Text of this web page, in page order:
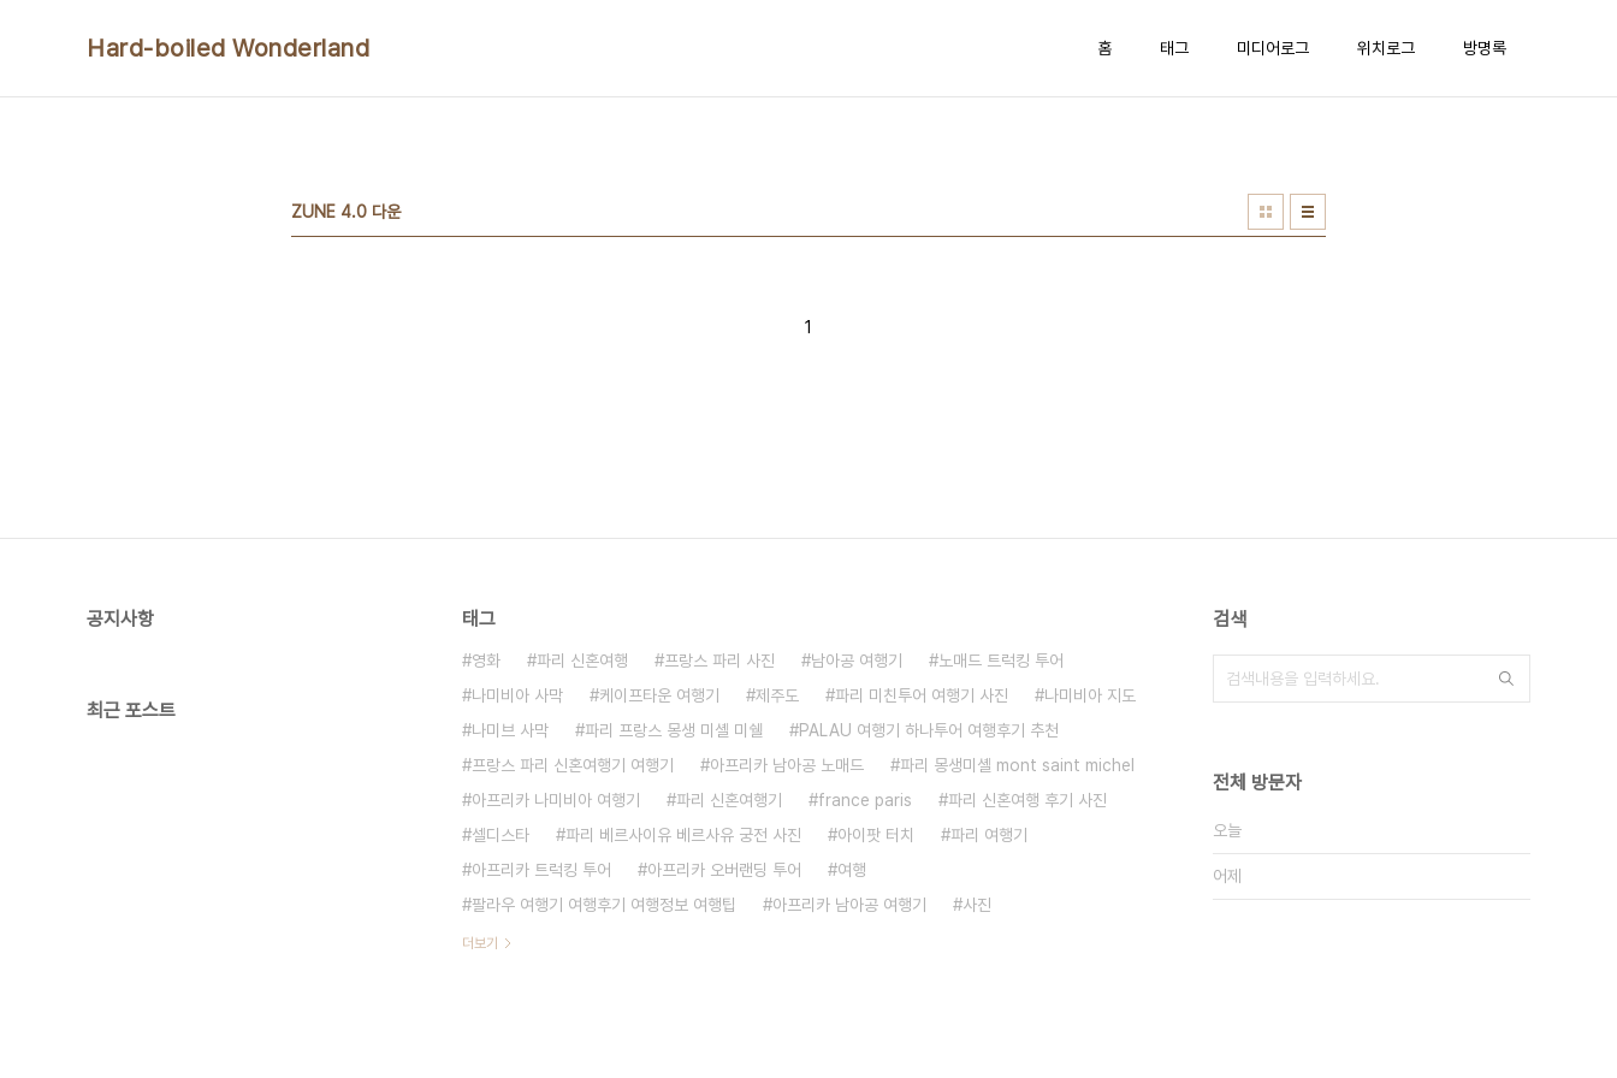
Hard-boiled Wonderland 홈 태그 미디어로그 위치로그 방명록
ZUNE 4.0 다운
1
공지사항
최근 포스트
태그
영화 파리 신혼여행 프랑스 파리 사진 남아공 여행기
노매드 트럭킹 투어
나미비아 사막
케이프타운 여행기 제주도 파리 미친투어 여행기 사진
나미비아 지도
나미브 사막
파리 프랑스 몽생 미셸 미쉘
PALAU 여행기 하나투어 여행후기 추천
프랑스 파리 신혼여행기 여행기
아프리카 남아공 노매드
파리 몽생미셸 mont saint michel
아프리카 나미비아 여행기
파리 신혼여행기 france paris
파리 신혼여행 후기 사진
셀디스타
파리 베르사이유 베르사유 궁전 사진 아이팟 터치
파리 여행기
아프리카 트럭킹 투어
아프리카 오버랜딩 투어
여행
팔라우 여행기 여행후기 여행정보 여행팁
아프리카 남아공 여행기 사진
더보기
검색
전체 방문자
오늘
어제